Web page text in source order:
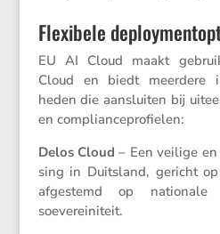
Flexibele
EU AI Cloud maakt
Cloud en biedt meerdere
heden die aansluiten bij
en complianceprofielen:
Delos Cloud – Een veilige
sing in Duits­land, gericht
afgestemd op
soevereiniteit.